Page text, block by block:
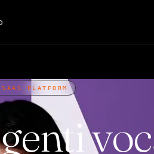
PLATFORM